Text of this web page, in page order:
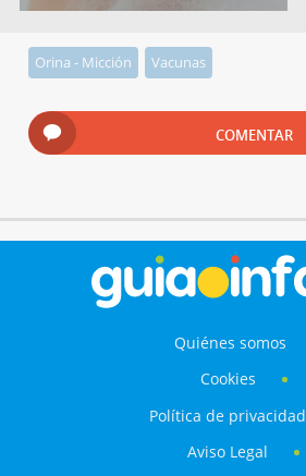
Orina - Micción Vacunas
COMENTAR
Quiénes somos
Cookies
Política de privacidad
Aviso Legal